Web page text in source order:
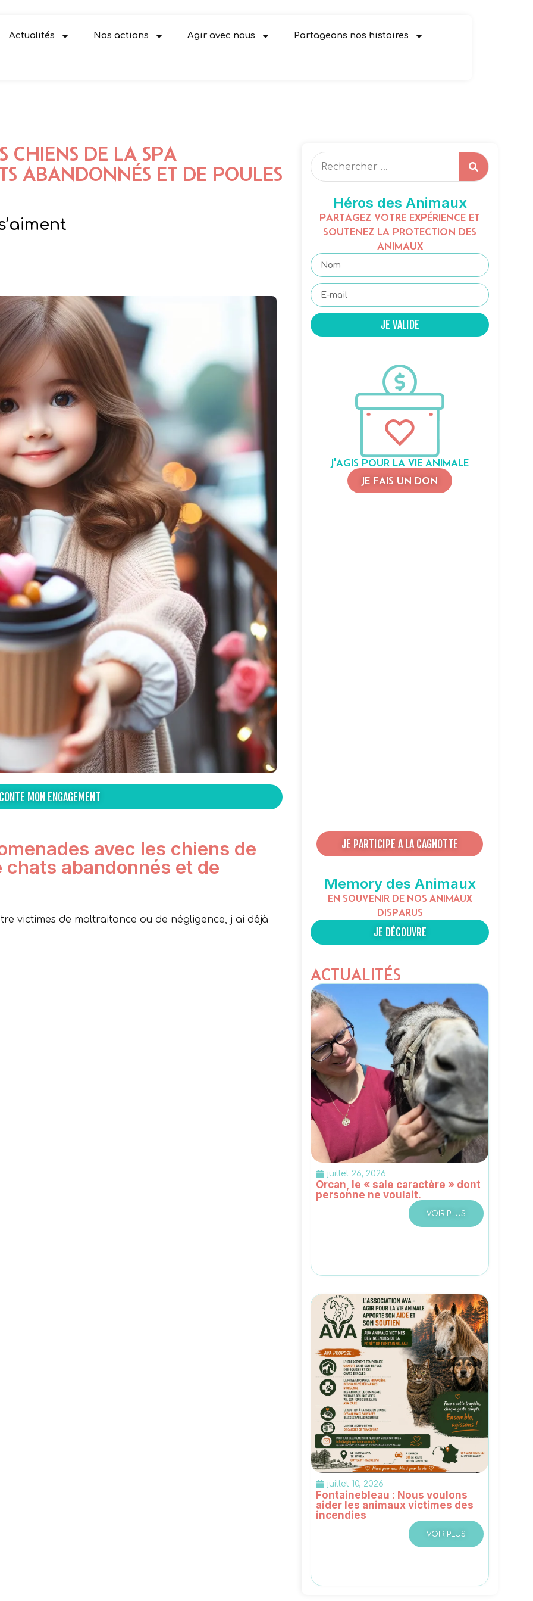
Actualités Nos actions Agir avec nous Partageons nos histoires
CHIENS DE LA SPA
ABANDONNÉS ET DE POULES
MON ENGAGEMENT
avec les chiens de
abandonnés et de
victimes de maltraitance ou de négligence, j ai déjà
Héros des Animaux
PARTAGEZ VOTRE EXPÉRIENCE ET
SOUTENEZ LA PROTECTION DES
ANIMAUX
JE VALIDE
J'AGIS POUR LA VIE ANIMALE
JE FAIS UN DON
JE PARTICIPE A LA CAGNOTTE
Memory des Animaux
EN SOUVENIR DE NOS ANIMAUX
DISPARUS
JE DÉCOUVRE
ACTUALITÉS
juillet 26, 2026
Orcan, le « sale caractère » dont
personne ne voulait.
VOIR PLUS
juillet 10, 2026
Fontainebleau : Nous voulons
aider les animaux victimes des
incendies
VOIR PLUS